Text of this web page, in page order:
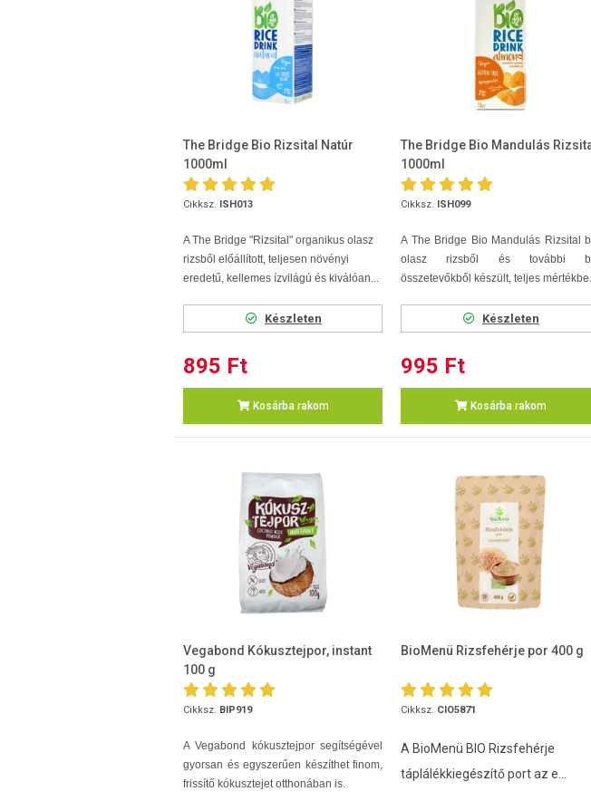
The Bridge Bio Rizsital Natúr
1000ml
Cikksz. ISH013
A The Bridge "Rizsital" organikus olasz
rizsből előállított, teljesen növényi
eredetű, kellemes ízvilágú és kiválóan...
Készleten
895 Ft
Kosárba rakom
The Bridge Bio Mandulás
1000ml
Cikksz. ISH099
A The Bridge Bio Mandulás Rizsital
olasz rizsből és további
összetevőkből készült, teljes
Készleten
995 Ft
Kosárba rakom
Vegabond Kókusztejpor, instant
100 g
Cikksz. BIP919
A Vegabond kókusztejpor segítségével
gyorsan és egyszerűen készíthet finom,
frissítő kókusztejet otthonában is.
BioMenü Rizsfehérje por 400 g
Cikksz. CIO5871
A BioMenü BIO Rizsfehérje
táplálékkiegészítő port az e...